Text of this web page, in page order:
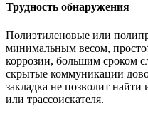
Трудность обнаружения
Полиэтиленовые или
минимальным весом,
коррозии, большим сроком
скрытые коммуникации
закладка не позволит
или трассоискателя.